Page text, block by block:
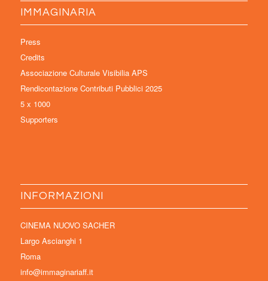
IMMAGINARIA
Press
Credits
Associazione Culturale Visibilia APS
Rendicontazione Contributi Pubblici 2025
5 x 1000
Supporters
INFORMAZIONI
CINEMA NUOVO SACHER
Largo Ascianghi 1
Roma
info@immaginariaff.it